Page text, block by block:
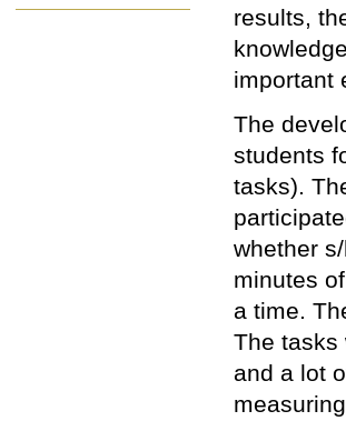
results,
important
The
students
tasks).
whether
minutes
a time.
The tasks
and a lot